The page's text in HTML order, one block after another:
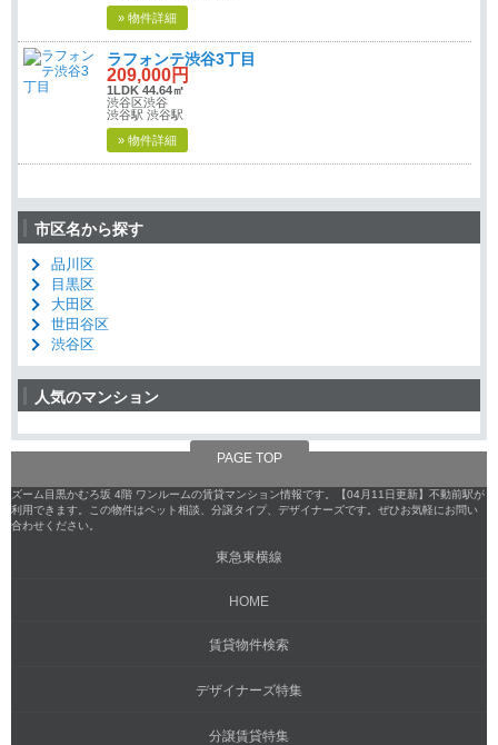
» 物件詳細
ラフォンテ渋谷3丁目
209,000円
1LDK 44.64㎡
渋谷区渋谷
渋谷駅 渋谷駅
» 物件詳細
市区名から探す
品川区
目黒区
大田区
世田谷区
渋谷区
人気のマンション
PAGE TOP
ズーム目黒かむろ坂 4階 ワンルームの賃貸マンション情報です。【04月11日更新】不動前駅が
利用できます。この物件はペット相談、分譲タイプ、デザイナーズです。ぜひお気軽にお問い
合わせください。
東急東横線
HOME
賃貸物件検索
デザイナーズ特集
分譲賃貸特集